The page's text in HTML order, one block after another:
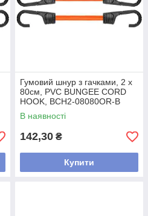
Гумовий шнур з гачками, 2 х
80см, PVC BUNGEE CORD
HOOK, BCH2-08080OR-B
В наявності
142,30 ₴
Купити